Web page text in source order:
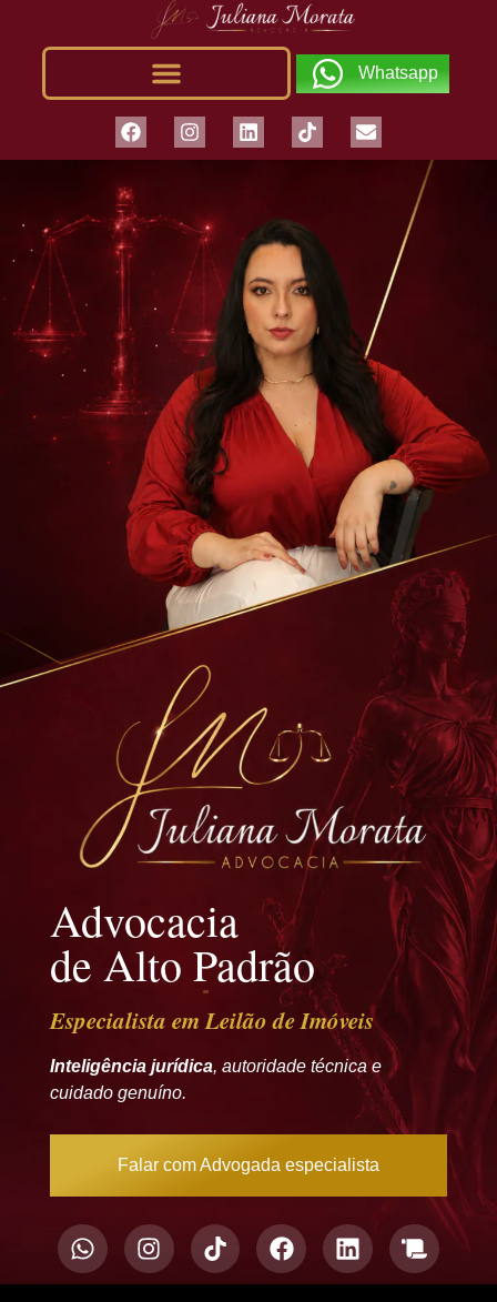
Whatsapp
Advocacia
de Alto Padrão
Especialista em Leilão de Imóveis
Inteligência jurídica, autoridade técnica e
cuidado genuíno.
Falar com Advogada especialista